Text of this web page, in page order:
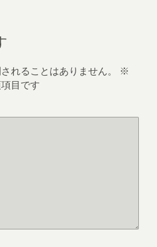
れることはありません。
※
目です